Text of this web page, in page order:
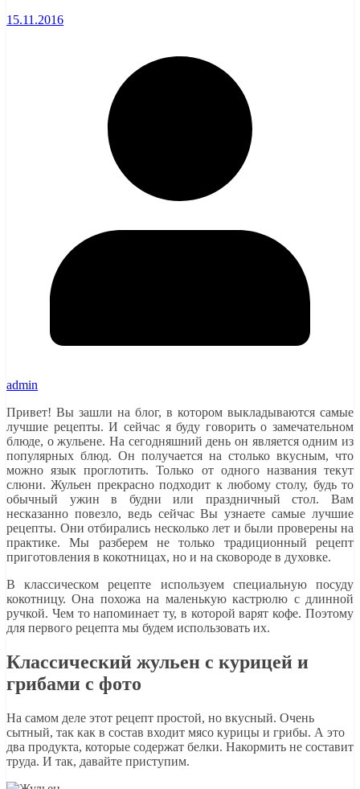
15.11.2016
admin
Привет! Вы зашли на блог, в котором выкладываются самые
лучшие рецепты. И сейчас я буду говорить о замечательном
блюде, о жульене. На сегодняшний день он является одним из
популярных блюд. Он получается на столько вкусным, что
можно язык проглотить. Только от одного названия текут
слюни. Жульен прекрасно подходит к любому столу, будь то
обычный ужин в будни или праздничный стол. Вам
несказанно повезло, ведь сейчас Вы узнаете самые лучшие
рецепты. Они отбирались несколько лет и были проверены на
практике. Мы разберем не только традиционный рецепт
приготовления в кокотницах, но и на сковороде в духовке.
В классическом рецепте используем специальную посуду
кокотницу. Она похожа на маленькую кастрюлю с длинной
ручкой. Чем то напоминает ту, в которой варят кофе. Поэтому
для первого рецепта мы будем использовать их.
Классический жульен с курицей и
грибами с фото
На самом деле этот рецепт простой, но вкусный. Очень
сытный, так как в состав входит мясо курицы и грибы. А это
два продукта, которые содержат белки. Накормить не составит
труда. И так, давайте приступим.